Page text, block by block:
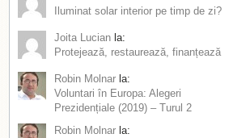
Iluminat solar interior pe timp de zi?
Joita Lucian la:
Protejează, restaurează, finanțează
Robin Molnar la:
Voluntari în Europa: Alegeri
Prezidențiale (2019) – Turul 2
Robin Molnar la: